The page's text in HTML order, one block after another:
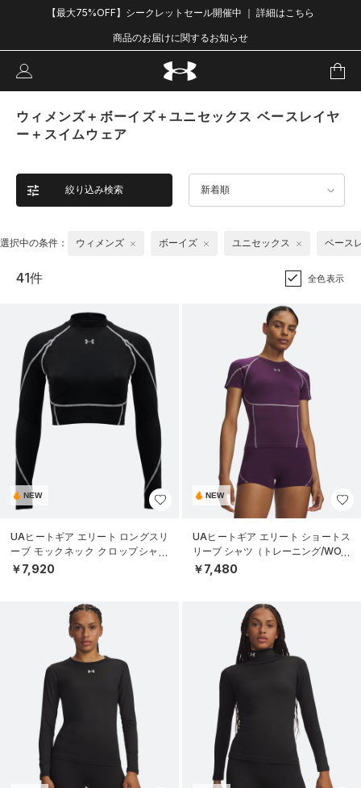
【最大75%OFF】シークレットセール開催中 ｜ 詳細はこちら
商品のお届けに関するお知らせ
ウィメンズ＋ボーイズ＋ユニセックス ベースレイヤ
ー＋スイムウェア
絞り込み検索 新着順
選択中の条件： ウィメンズ ボーイズ ユニセックス ベース
41件 全色表示
NEW
UAヒートギア エリート ロングスリ
ーブ モックネック クロップシャツ
（トレーニング/WOMEN）
￥7,920
NEW
UAヒートギア エリート ショートス
リーブ シャツ（トレーニング/WOM
EN）
￥7,480